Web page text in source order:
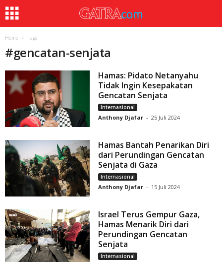
Home Tags
#gencatan-senjata
Hamas: Pidato Netanyahu
Tidak Ingin Kesepakatan
Gencatan Senjata
Internasional
Anthony Djafar - 25 Juli 2024
Hamas Bantah Penarikan Diri
dari Perundingan Gencatan
Senjata di Gaza
Internasional
Anthony Djafar - 15 Juli 2024
Israel Terus Gempur Gaza,
Hamas Menarik Diri dari
Perundingan Gencatan
Senjata
Internasional